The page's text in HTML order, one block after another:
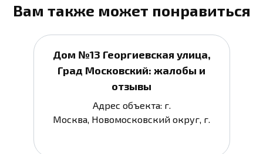
Вам также может понравиться
Дом №13 Георгиевская улица,
Град Московский: жалобы и
отзывы
Адрес объекта: г.
Москва, Новомосковский округ, г.